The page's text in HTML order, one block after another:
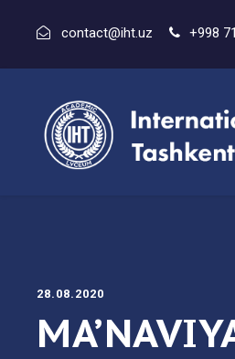
contact@iht.uz +998
28.08.2020